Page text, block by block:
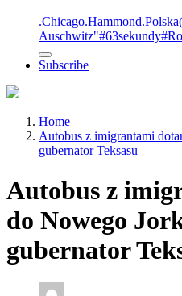
.Chicago.Hammond.Polska
Auschwitz"#63sekundy
Subscribe
Home
Autobus z imigrantami
gubernator Teksasu
Autobus z
do Nowego
gubernator